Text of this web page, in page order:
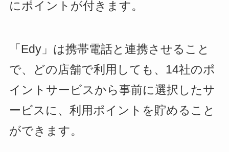
にポイントが付きます。
「Edy」は携帯電話と連携させること
で、どの店舗で利用しても、14社のポ
イントサービスから事前に選択したサ
ービスに、利用ポイントを貯めること
ができます。